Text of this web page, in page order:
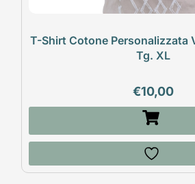
T-Shirt Cotone Personalizzata
Tg. XL
€10,00